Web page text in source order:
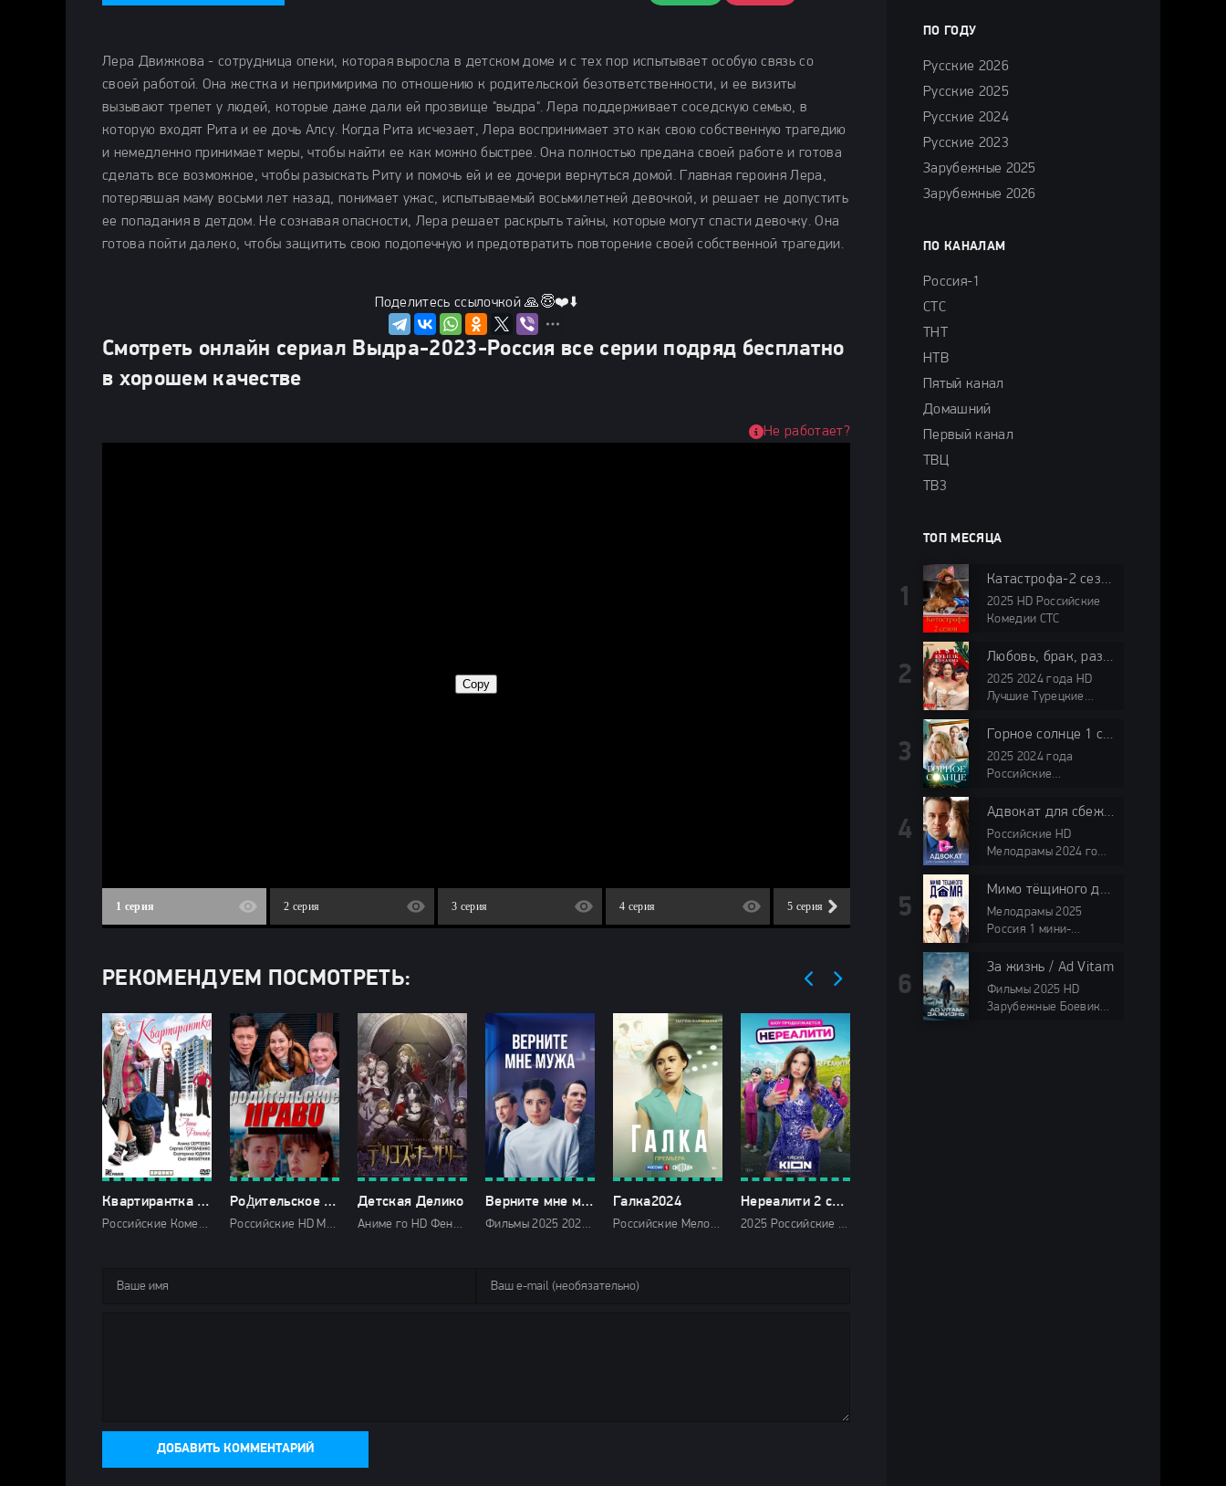
Лера Движкова - сотрудница опеки, которая выросла в детском доме и с тех пор испытывает особую связь со
своей работой. Она жестка и непримирима по отношению к родительской безответственности, и ее визиты
вызывают трепет у людей, которые даже дали ей прозвище "выдра". Лера поддерживает соседскую семью, в
которую входят Рита и ее дочь Алсу. Когда Рита исчезает, Лера воспринимает это как свою собственную трагедию
и немедленно принимает меры, чтобы найти ее как можно быстрее. Она полностью предана своей работе и готова
сделать все возможное, чтобы разыскать Риту и помочь ей и ее дочери вернуться домой. Главная героиня Лера,
потерявшая маму восьми лет назад, понимает ужас, испытываемый восьмилетней девочкой, и решает не допустить
ее попадания в детдом. Не сознавая опасности, Лера решает раскрыть тайны, которые могут спасти девочку. Она
готова пойти далеко, чтобы защитить свою подопечную и предотвратить повторение своей собственной трагедии.
Поделитесь ссылочкой 🙏😇❤️⬇️
Смотреть онлайн сериал Выдра-2023-Россия все серии подряд бесплатно
в хорошем качестве
1 серия 2 серия 3 серия 4 серия 5 серия 6 серия
Не работает?
РЕКОМЕНДУЕМ ПОСМОТРЕТЬ:
Квартирантка (2008)
Российские Комедии Мелодрамы Первый канал Пятый канал ТВЦ HD
Роꚁительское Право˳2019 2020
Российские HD Мелодрамы 2019 2020 Россия 1
Детская Делико
Аниме го HD Фентези Драмы Триллеры
Верните мне мужа-1 сезон
Фильмы 2025 2025 Российские Мелодрамы Домашний мини-сериалы HD
Галка2024
Российские Мелодрамы 2024 года Россия 1 HD
Нереалити 2 сезон
2025 Российские Комедии Драмы HD
ДОБАВИТЬ КОММЕНТАРИЙ
ПО ГОДУ
Русские 2026
Русские 2025
Русские 2024
Русские 2023
Зарубежные 2025
Зарубежные 2026
ПО КАНАЛАМ
Россия-1
СТС
ТНТ
НТВ
Пятый канал
Домашний
Первый канал
ТВЦ
ТВ3
ТОП МЕСЯЦА
Катастрофа-2 сезон
2025 HD Российские
Комедии СТС
Любовь, брак, развод
2025 2024 года HD
Лучшие Турецкие
Горное солнце 1 сезон
2025 2024 года
Российские
мини-сериалы HD
Адвокат для сбежавшего жениха (2024)
Российские HD
Мелодрамы 2024 года
сериалы
Мимо тёщиного дома
Мелодрамы 2025
Россия 1 мини-
За жизнь / Ad Vitam
Фильмы 2025 HD
Зарубежные Боевики